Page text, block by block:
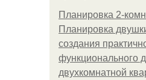
Планировка 2-
Планировка
создания
функционального
двухкомнатной